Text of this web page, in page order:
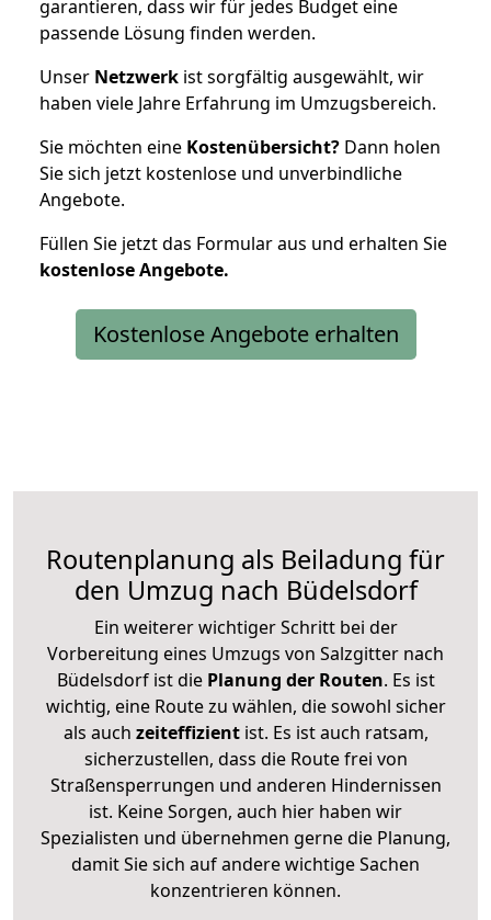
garantieren, dass wir für jedes Budget eine
passende Lösung finden werden.
Unser Netzwerk ist sorgfältig ausgewählt, wir
haben viele Jahre Erfahrung im Umzugsbereich.
Sie möchten eine Kostenübersicht? Dann holen
Sie sich jetzt kostenlose und unverbindliche
Angebote.
Füllen Sie jetzt das Formular aus und erhalten Sie
kostenloseAngebote.
Kostenlose Angebote erhalten
Routenplanung als Beiladung für
den Umzug nach Büdelsdorf
Ein weiterer wichtiger Schritt bei der
Vorbereitung eines Umzugs von Salzgitter nach
Büdelsdorf ist diePlanung der Routen. Es ist
wichtig, eine Route zu wählen, die sowohl sicher
als auch zeiteffizientist. Es ist auch ratsam,
sicherzustellen, dass die Route frei von
Straßensperrungen und anderen Hindernissen
ist. Keine Sorgen, auch hier haben wir
Spezialisten und übernehmen gerne die Planung,
damit Sie sich auf andere wichtige Sachen
konzentrieren können.